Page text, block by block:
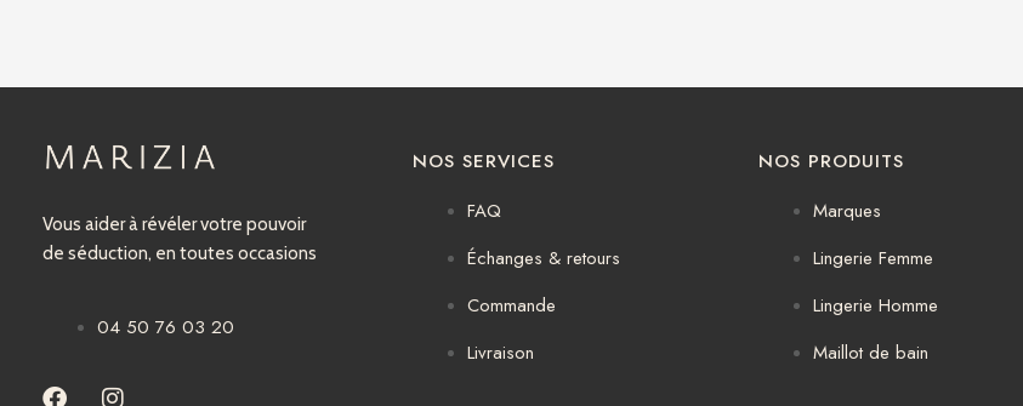
Vous aider à révéler votre pouvoir
de séduction, en toutes occasions
04 50 76 03 20
NOS SERVICES
FAQ
Échanges & retours
Commande
Livraison
NOS PRODUITS
Marques
Lingerie Femme
Lingerie Homme
Maillot de bain